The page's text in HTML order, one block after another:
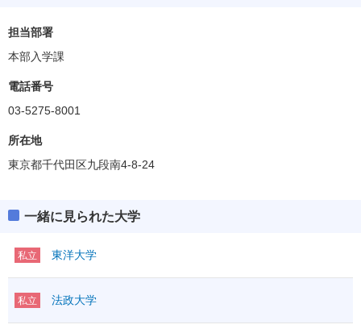
担当部署
本部入学課
電話番号
03-5275-8001
所在地
東京都千代田区九段南4-8-24
一緒に見られた大学
私立 東洋大学
私立 法政大学